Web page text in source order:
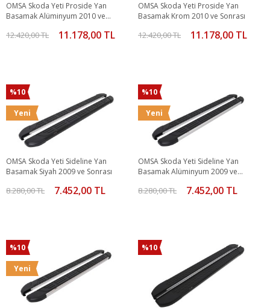
OMSA Skoda Yeti Proside Yan
Basamak Alüminyum 2010 ve
12.420,00 TL 11.178,00 TL
OMSA Skoda Yeti Proside Yan
Basamak Krom 2010 ve Sonrası
12.420,00 TL 11.178,00 TL
%10
Yeni
OMSA Skoda Yeti Sideline Yan
Basamak Siyah 2009 ve Sonrası
8.280,00 TL 7.452,00 TL
%10
Yeni
OMSA Skoda Yeti Sideline Yan
Basamak Alüminyum 2009 ve
8.280,00 TL 7.452,00 TL
%10
Yeni
%10